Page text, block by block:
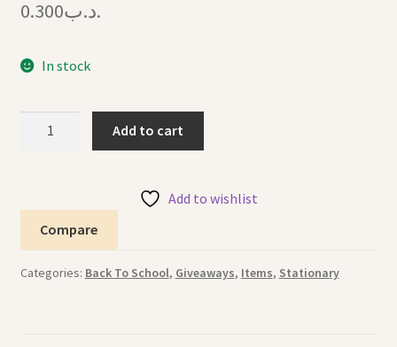
.د.ب0.300
In stock
كورومي
quantity
Add to cart
Add to wishlist
Compare
Categories: Back To School, Giveaways, Items, Stationary